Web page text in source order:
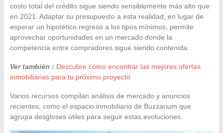
costo total del crédito sigue siendo sensiblemente más alto que
en 2021. Adaptar su presupuesto a esta realidad, en lugar de
esperar un hipotético regreso a los tipos mínimos, permite
aprovechar oportunidades en un mercado donde la
competencia entre compradores sigue siendo contenida.
Ver también : Descubre cómo encontrar las mejores ofertas
inmobiliarias para tu próximo proyecto
Varios recursos compilan análisis de mercado y anuncios
recientes, como el espacio inmobiliario de Buzzarium que
agrupa desgloses útiles para seguir estas evoluciones.